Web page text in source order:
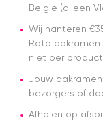
België (alleen
Wij hanteren
Roto dakramen
niet per
Jouw
bezorgers of
Afhalen op